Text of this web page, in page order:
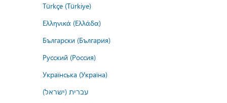
Türkçe (Türkiye)
Ελληνικά (Ελλάδα)
Български (България)
Русский (Россия)
Українська (Україна)
עברית (ישראל)